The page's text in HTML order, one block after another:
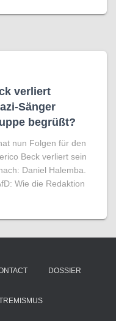
verliert
Sänger
begrüßt?
nun Folgen für den
Beck verliert sein
Daniel Halemba.
Wie die Redaktion
DOSSIER